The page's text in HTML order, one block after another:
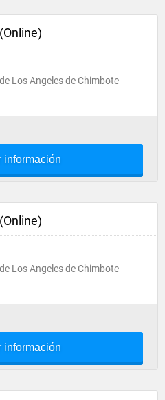
Los Angeles de Chimbote
información
Los Angeles de Chimbote
información